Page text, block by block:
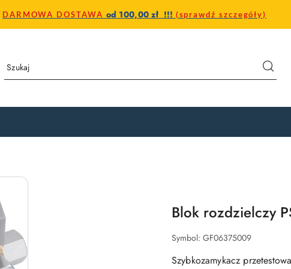
DARMOWA DOSTAWA od 100,00 zł !!! (sprawdź szczegóły)
Blok rozdzielczy
Symbol: GF06375009
Szybkozamykacz